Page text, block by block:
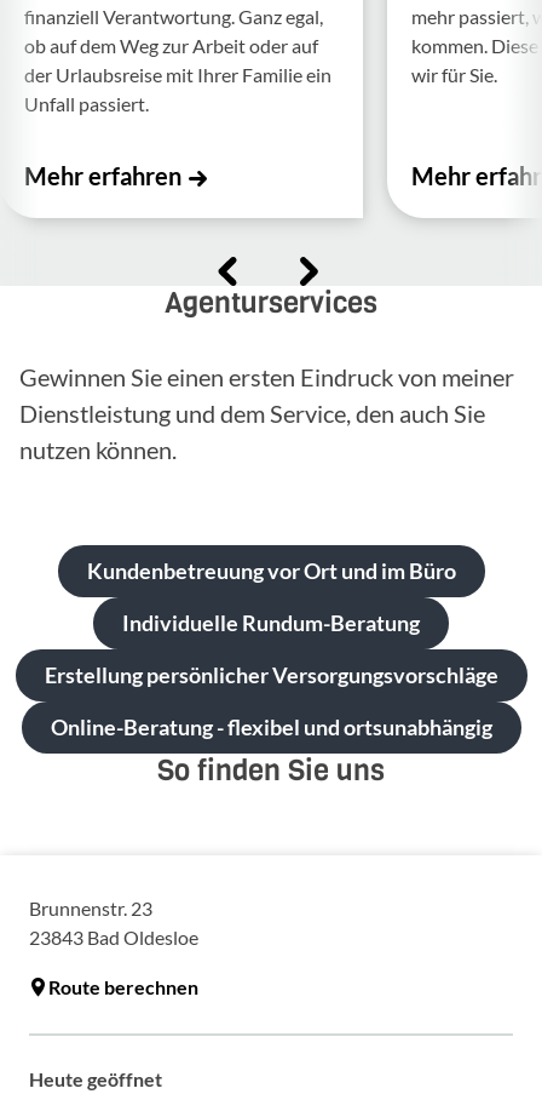
finan­ziell Verant­wor­tung. Ganz egal,
ob auf dem Weg zur Arbeit oder auf
der Urlaubs­reise mit Ihrer Familie ein
Unfall passiert.
Mehr erfahren
mehr passiert,
kommen.
wir für Sie.
Mehr
Agenturservices
Gewinnen Sie einen ersten Eindruck von meiner
Dienstleistung und dem Service, den auch Sie
nutzen können.
Kundenbetreuung vor Ort und im Büro
Individuelle Rundum-Beratung
Erstellung persönlicher Versorgungsvorschläge
Online-Beratung - flexibel und ortsunabhängig
So finden Sie uns
Brunnenstr. 23
23843 Bad Oldesloe
Route berechnen
Heute geöffnet